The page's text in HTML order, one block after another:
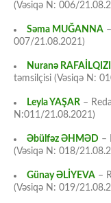
(Vəsiqə N: 006/
Səma MUĞANNA
007/21.08.2021)
Nuranə RAFAİLQIZI
təmsilçisi (Vəsiqə N:
Leyla YAŞAR –
N:011/21.08.2021)
Əbülfəz ƏHMƏD –
(Vəsiqə N: 018/
Günay ƏLİYEVA –
(Vəsiqə N: 019/